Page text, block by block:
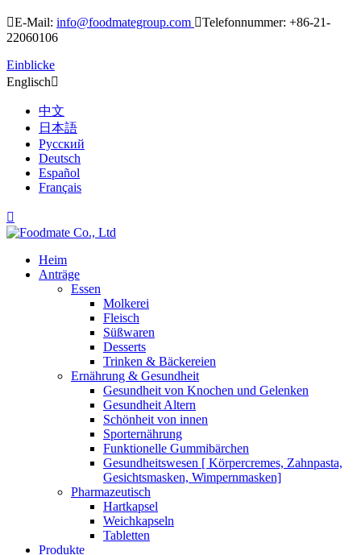
E-Mail: info@foodmategroup.com Telefonnummer: +86-21-
22060106
Einblicke
Englisch
中文
日本語
Русский
Deutsch
Español
Français

Heim
Anträge
Essen
Molkerei
Fleisch
Süßwaren
Desserts
Trinken & Bäckereien
Ernährung & Gesundheit
Gesundheit von Knochen und Gelenken
Gesundheit Altern
Schönheit von innen
Sporternährung
Funktionelle Gummibärchen
Gesundheitswesen [ Körpercremes, Zahnpasta,
Gesichtsmasken, Wimpernmasken]
Pharmazeutisch
Hartkapsel
Weichkapseln
Tabletten
Produkte